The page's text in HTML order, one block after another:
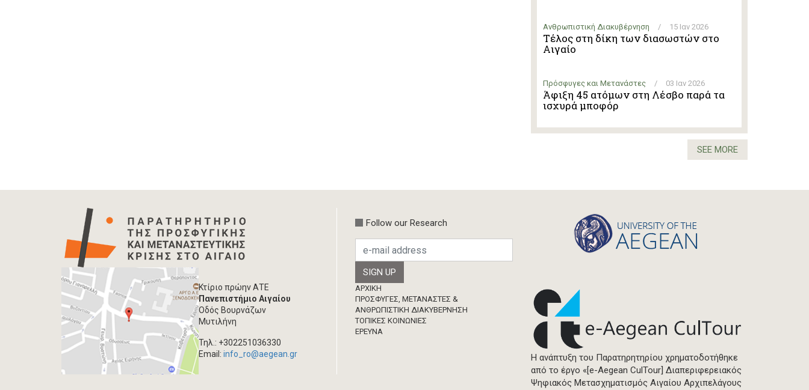
Ανθρωπιστική Διακυβέρνηση / 15 Ιαν 2026
Τέλος στη δίκη των διασωστών στο
Αιγαίο
Πρόσφυγες και Μετανάστες / 03 Ιαν 2026
Άφιξη 45 ατόμων στη Λέσβο παρά τα
ισχυρά μποφόρ
SEE MORE
Κτίριο πρώην ΑΤΕ
Πανεπιστήμιο Αιγαίου
Οδός Βουρνάζων
Μυτιλήνη
Τηλ.: +302251036330
Email:info_ro@aegean.gr
Follow our Research
Footer
ΑΡΧΙΚΗ
ΠΡΟΣΦΥΓΕΣ, ΜΕΤΑΝΑΣΤΕΣ &
ΑΝΘΡΩΠΙΣΤΙΚΗ ΔΙΑΚΥΒΕΡΝΗΣΗ
ΤΟΠΙΚΕΣ ΚΟΙΝΩΝΙΕΣ
ΈΡΕΥΝΑ
Η ανάπτυξη του Παρατηρητηρίου χρηματοδοτήθηκε
από το έργο «[e-Aegean CulTour] Διαπεριφερειακός
Ψηφιακός Μετασχηματισμός Αιγαίου Αρχιπελάγους